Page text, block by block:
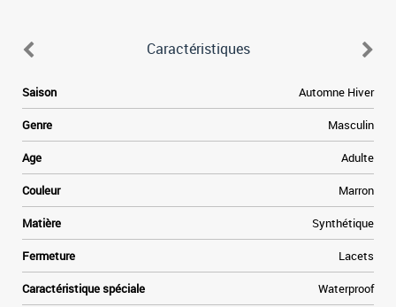
Caractéristiques
Saison Automne Hiver
Genre Masculin
Age Adulte
Couleur Marron
Matière Synthétique
Fermeture Lacets
Caractéristique spéciale Waterproof